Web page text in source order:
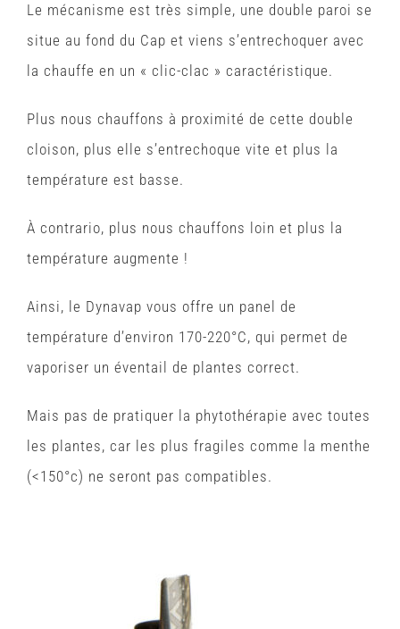
Le mécanisme est très simple, une double paroi se
situe au fond du Cap et viens s’entrechoquer avec
la chauffe en un « clic-clac » caractéristique.
Plus nous chauffons à proximité de cette double
cloison, plus elle s’entrechoque vite et plus la
température est basse.
À contrario, plus nous chauffons loin et plus la
température augmente !
Ainsi, le Dynavap vous offre un panel de
température d’environ 170-220°C, qui permet de
vaporiser un éventail de plantes correct.
Mais pas de pratiquer la phytothérapie avec toutes
les plantes, car les plus fragiles comme la menthe
(<150°c) ne seront pas compatibles.